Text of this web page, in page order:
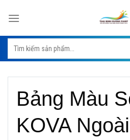
Tìm
kiếm:
Bảng Màu
KOVA